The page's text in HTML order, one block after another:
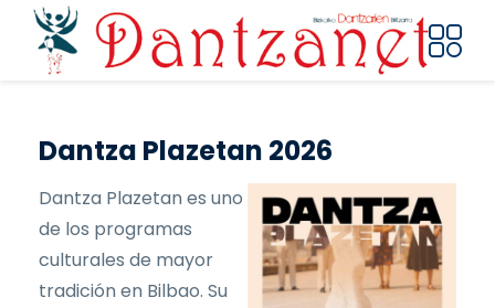
Pasar al contenido principal
Dantza Plazetan 2026
Dantza Plazetan es uno
de los programas
culturales de mayor
tradición en Bilbao. Su